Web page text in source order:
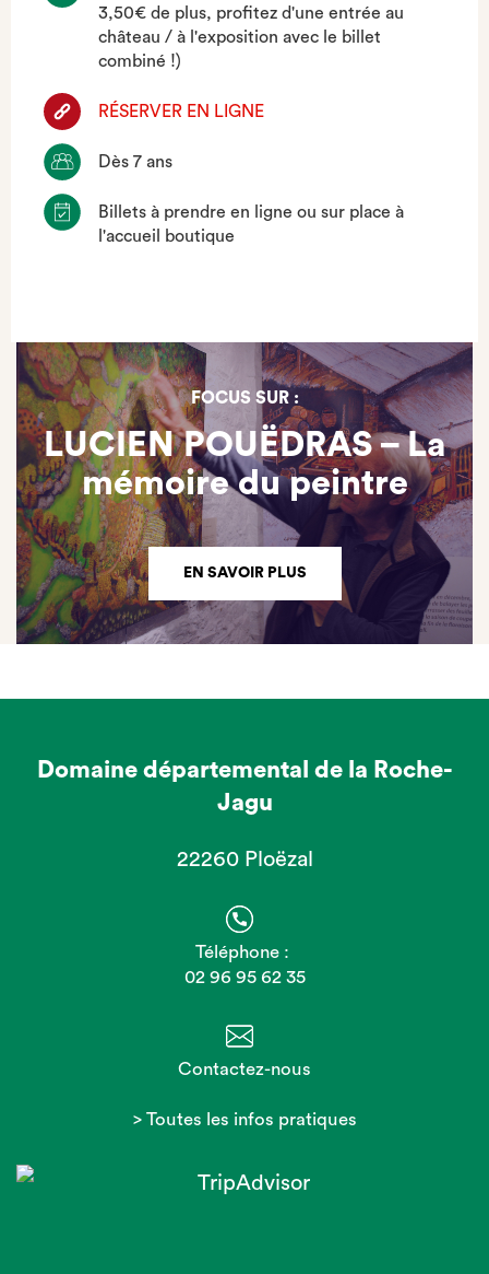
3,50€ de plus, profitez d'une entrée au
château / à l'exposition avec le billet
combiné !)
RÉSERVER EN LIGNE
Dès 7 ans
Billets à prendre en ligne ou sur place à
l'accueil boutique
FOCUS SUR :
LUCIEN POUËDRAS – La
mémoire du peintre
EN SAVOIR PLUS
Domaine départemental de la Roche-
Jagu
22260 Ploëzal
Téléphone :
02 96 95 62 35
Contactez-nous
> Toutes les infos pratiques